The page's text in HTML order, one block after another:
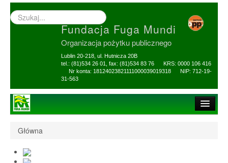
Wyszukiwarka
–
Fundacja Fuga Mundi
Organizacja pożytku publicznego
Lublin 20-218, ul. Hutnicza 20B
tel.: (81)534 26 01, fax: (81)534 83 76 KRS: 0000 106 416
Nr konta: 18124023821111000039019318 NIP: 712-19-
31-563
1,5% i darowizny
Główna